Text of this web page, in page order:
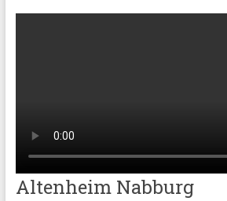
Altenheim Nabburg